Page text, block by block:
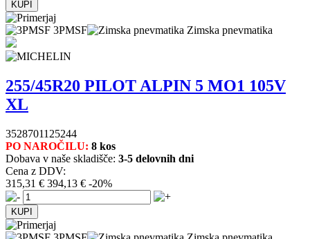
3PMSF Zimska pnevmatika
255/45R20 PILOT ALPIN 5 MO1 105V
XL
3528701125244
PO NAROČILU: 8 kos
Dobava v naše skladišče: 3-5 delovnih dni
Cena z DDV:
315,31 € 394,13 € -20%